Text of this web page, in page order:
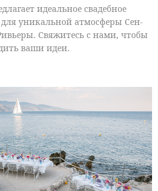
идеальное свадебное
уникальной атмосферы Сен-
Свяжитесь с нами, чтобы
ваши идеи.